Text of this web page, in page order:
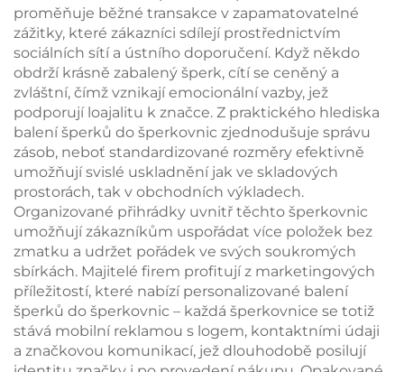
proměňuje běžné transakce v zapamatovatelné
zážitky, které zákazníci sdílejí prostřednictvím
sociálních sítí a ústního doporučení. Když někdo
obdrží krásně zabalený šperk, cítí se ceněný a
zvláštní, čímž vznikají emocionální vazby, jež
podporují loajalitu k značce. Z praktického hlediska
balení šperků do šperkovnic zjednodušuje správu
zásob, neboť standardizované rozměry efektivně
umožňují svislé uskladnění jak ve skladových
prostorách, tak v obchodních výkladech.
Organizované přihrádky uvnitř těchto šperkovnic
umožňují zákazníkům uspořádat více položek bez
zmatku a udržet pořádek ve svých soukromých
sbírkách. Majitelé firem profitují z marketingových
příležitostí, které nabízí personalizované balení
šperků do šperkovnic – každá šperkovnice se totiž
stává mobilní reklamou s logem, kontaktními údaji
a značkovou komunikací, jež dlouhodobě posilují